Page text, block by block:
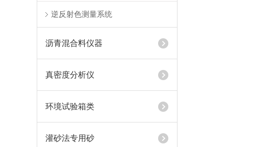
逆反射色测量系统
沥青混合料仪器
真密度分析仪
环境试验箱类
灌砂法专用砂